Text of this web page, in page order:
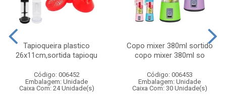
Tapioqueira plastico
26x11cm,sortida tapioqu
Código: 006452
Embalagem: Unidade
Caixa Com: 24 Unidade(s)
Copo mixer 380ml sortido
copo mixer 380ml so
Código: 006453
Embalagem: Unidade
Caixa Com: 30 Unidade(s)